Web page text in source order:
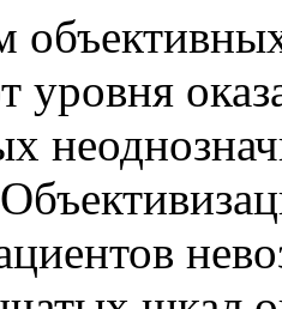
уровня